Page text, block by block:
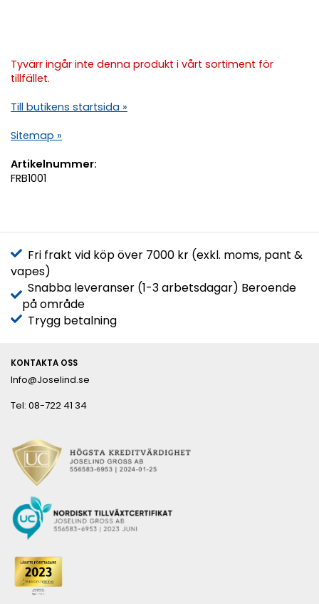
Tyvärr ingår inte denna produkt i vårt sortiment för
tillfället.
Till butikens startsida »
Sitemap »
Artikelnummer:
FRB1001
Fri frakt vid köp över 7000 kr (exkl. moms, pant &
vapes)
Snabba leveranser (1-3 arbetsdagar) Beroende
på område
Trygg betalning
KONTAKTA OSS
Info@Joselind.se
Tel: 08-722 41 34